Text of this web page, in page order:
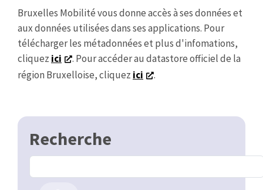
Bruxelles Mobilité vous donne accès à ses données et
aux données utilisées dans ses applications. Pour
télécharger les métadonnées et plus d'infomations,
cliquez ici
. Pour accéder au datastore officiel de la
région Bruxelloise, cliquez ici .
Recherche